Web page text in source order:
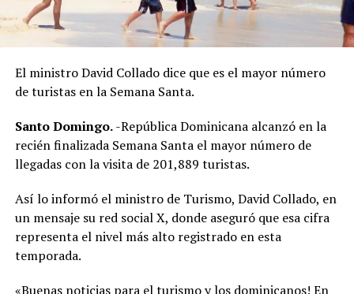
El ministro David Collado dice que es el mayor número
de turistas en la Semana Santa.
Santo Domingo.-República Dominicana alcanzó en la
recién finalizada Semana Santa el mayor número de
llegadas con la visita de 201,889 turistas.
Así lo informó el ministro de Turismo, David Collado, en
un mensaje su red social X, donde aseguró que esa cifra
representa el nivel más alto registrado en esta
temporada.
«Buenas noticias para el turismo y los dominicanos! En